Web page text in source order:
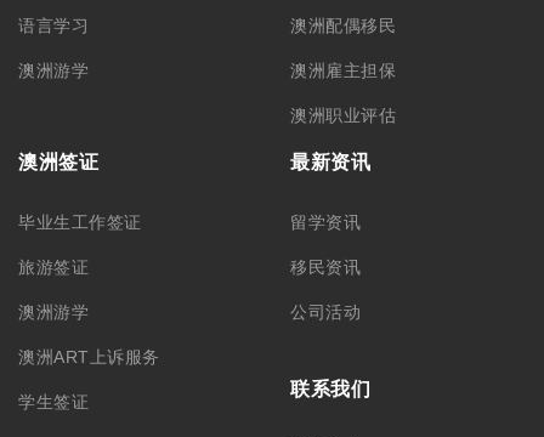
语言学习
澳洲游学
澳洲配偶移民
澳洲雇主担保
澳洲职业评估
澳洲签证
毕业生工作签证
旅游签证
澳洲游学
澳洲ART上诉服务
学生签证
最新资讯
留学资讯
移民资讯
公司活动
联系我们